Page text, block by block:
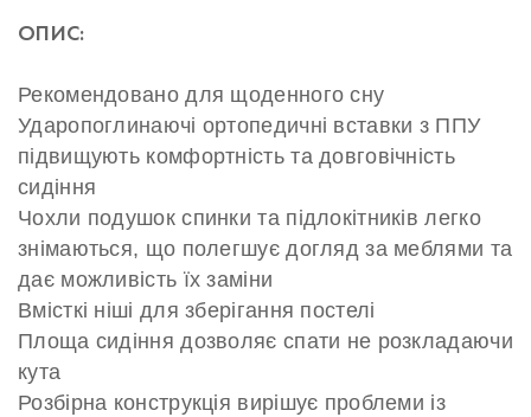
ОПИС:
Рекомендовано для щоденного сну
Ударопоглинаючі ортопедичні вставки з ППУ
підвищують комфортність та довговічність
сидіння
Чохли подушок спинки та підлокітників легко
знімаються, що полегшує догляд за меблями та
дає можливість їх заміни
Вмісткі ніші для зберігання постелі
Площа сидіння дозволяє спати не розкладаючи
кута
Розбірна конструкція вирішує проблеми із